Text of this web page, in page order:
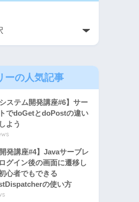
ーの人気記事
システム開発講座#6】サー
でdoGetとdoPostの違い
よう
開発講座#4】Javaサーブレ
グイン後の画面に遷移し
心者でもできる
の使い方